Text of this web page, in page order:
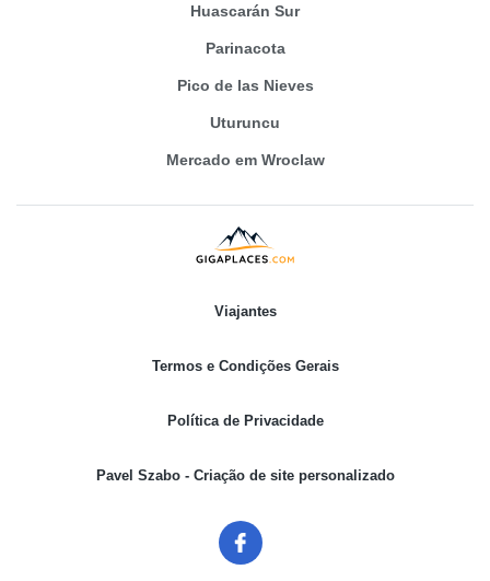
Huascarán Sur
Parinacota
Pico de las Nieves
Uturuncu
Mercado em Wroclaw
Viajantes
Termos e Condições Gerais
Política de Privacidade
Pavel Szabo - Criação de site personalizado